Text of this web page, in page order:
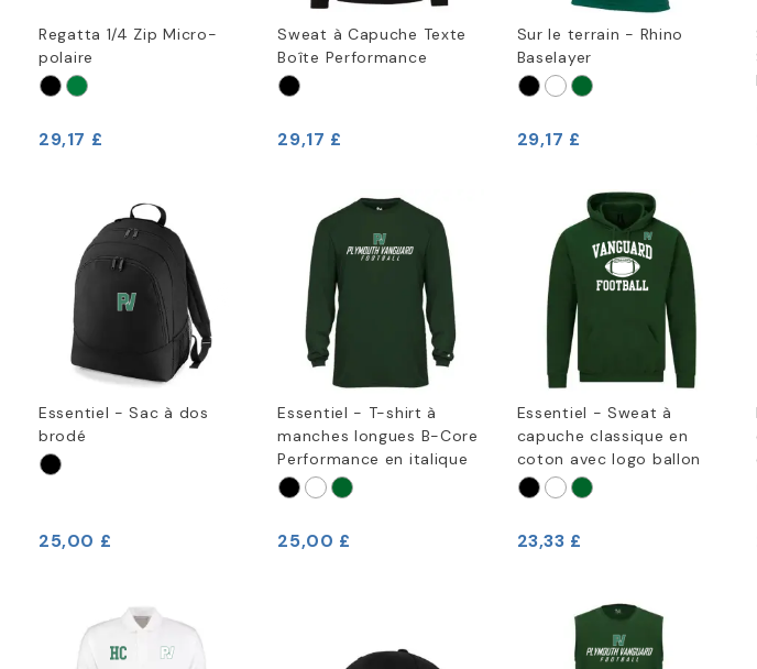
Regatta 1/4 Zip Micro-
polaire
29,17 £
Sweat à Capuche Texte
Boîte Performance
29,17 £
Sur le terrain - Rhino
Baselayer
29,17 £
Essentiel - Sac à dos
brodé
25,00 £
Essentiel - T-shirt à
manches longues B-Core
Performance en italique
25,00 £
Essentiel - Sweat à
capuche classique en
coton avec logo ballon
23,33 £